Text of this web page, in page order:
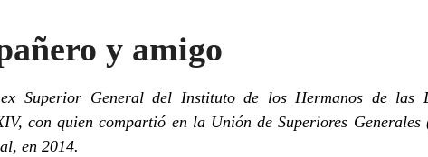
y amigo
Superior General del Instituto de los Hermanos de las
con quien compartió en la Unión de Superiores Generales
en 2014.